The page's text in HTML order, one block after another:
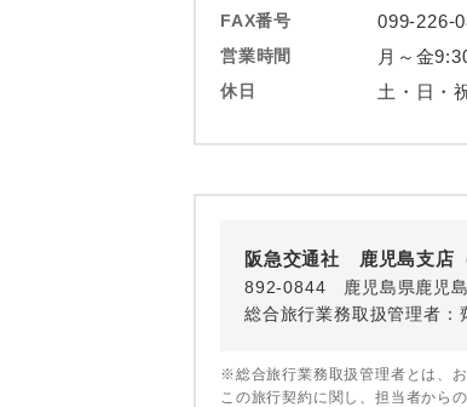
FAX番号 099-226-
営業時間 月～金
休日 土・日・
阪急交通社 鹿児島支店
892-0844 鹿児島県鹿児
総合旅行業務取扱管理者：
※総合旅行業務取扱管理者とは、
この旅行契約に関し、担当者から